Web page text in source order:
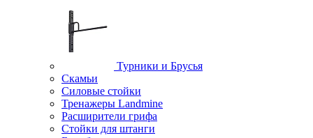
Турники и Брусья
Скамьи
Силовые стойки
Тренажеры Landmine
Расширители грифа
Стойки для штанги